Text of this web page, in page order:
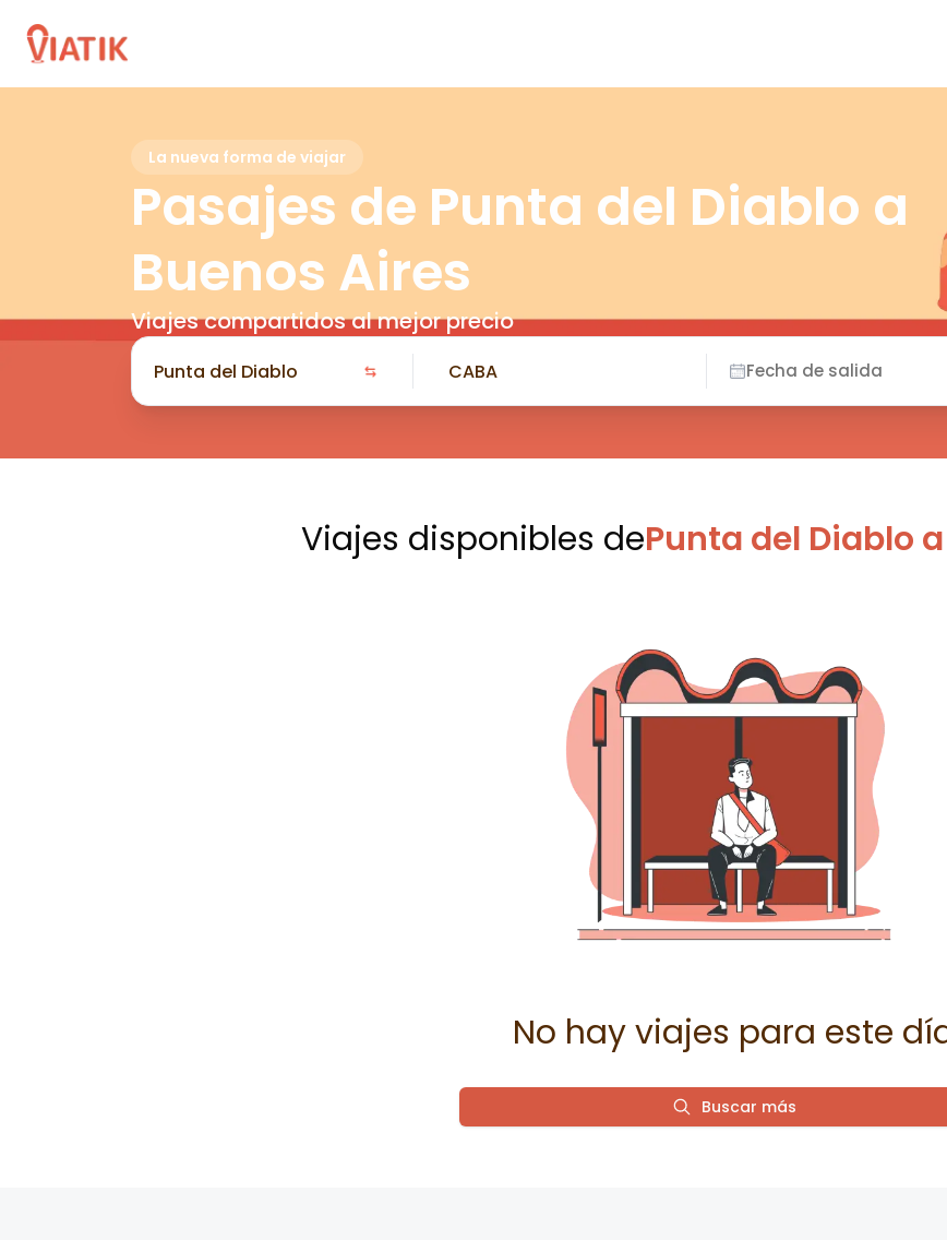
La nueva forma de viajar
Pasajes de Punta del Diablo a
Buenos Aires
Viajes compartidos al mejor precio
Fecha de salida
Viajes disponibles dePunta del Diablo
No hay viajes para este
Buscar más